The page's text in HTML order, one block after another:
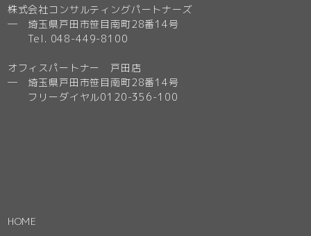
株式会社コンサルティングパートナーズ
─ 埼玉県戸田市笹目南町28番14号
Tel. 048-449-8100
オフィスパートナー 戸田店
─ 埼玉県戸田市笹目南町28番14号
フリーダイヤル0120-356-100
HOME